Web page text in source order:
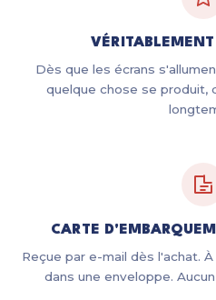
Dès que les écrans
quelque chose se produit,
CARTE
Reçue par e-mail dès l'achat.
dans une enveloppe.